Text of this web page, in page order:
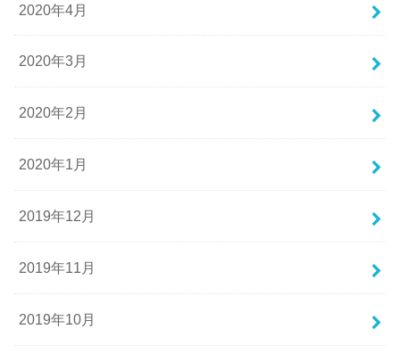
2020年4月
2020年3月
2020年2月
2020年1月
2019年12月
2019年11月
2019年10月